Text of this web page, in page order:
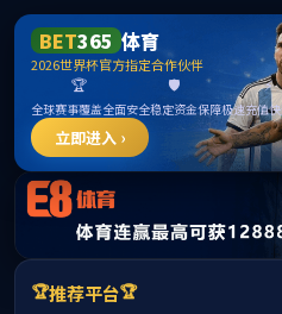
新京葡萄网(
网站首页 公司概况